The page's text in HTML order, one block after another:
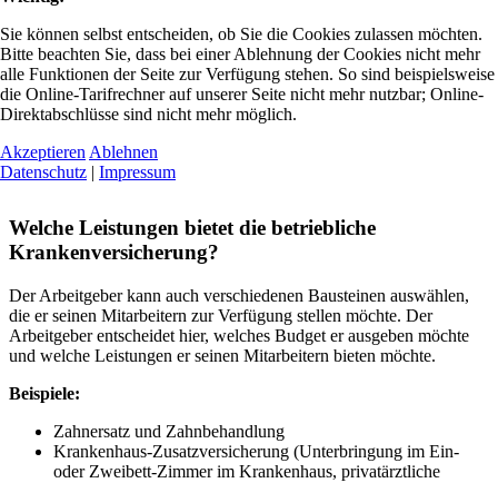
Welche Leistungen bietet die betriebliche
Krankenversicherung?
Der Arbeitgeber kann auch verschiedenen Bausteinen auswählen,
die er seinen Mitarbeitern zur Verfügung stellen möchte. Der
Arbeitgeber entscheidet hier, welches Budget er ausgeben möchte
und welche Leistungen er seinen Mitarbeitern bieten möchte.
Beispiele:
Zahnersatz und Zahnbehandlung
Krankenhaus-Zusatzversicherung (Unterbringung im Ein-
oder Zweibett-Zimmer im Krankenhaus, privatärztliche
Sie können selbst entscheiden, ob Sie die Cookies zulassen möchten.
Bitte beachten Sie, dass bei einer Ablehnung der Cookies nicht mehr
alle Funktionen der Seite zur Verfügung stehen. So sind beispielsweise
die Online-Tarifrechner auf unserer Seite nicht mehr nutzbar; Online-
Direktabschlüsse sind nicht mehr möglich.
Akzeptieren Ablehnen
Datenschutz | Impressum